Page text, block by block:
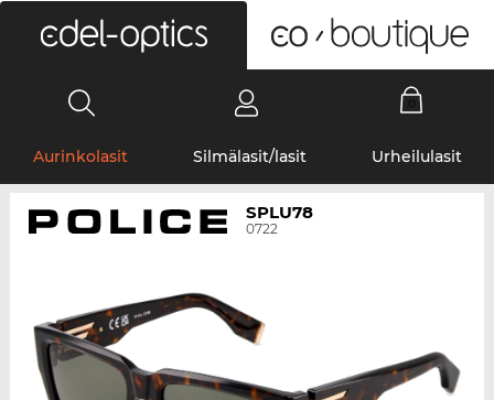
Aurinkolasit Silmälasit/lasit Urheilulasit
SPLU78
0722